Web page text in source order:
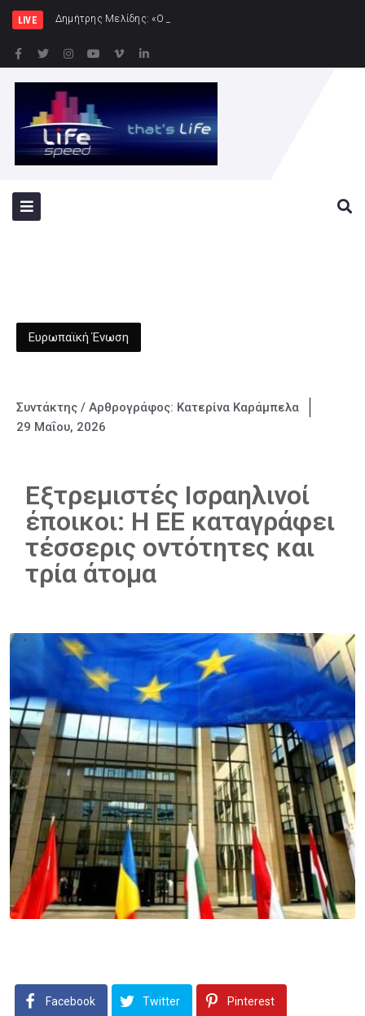
LIVE Δημήτρης Μελίδης: «Ο ΣΥΡΙΖΑ-ΠΣ είναι εδώ – πλήρη
Ευρωπαϊκή Ένωση
Συντάκτης / Αρθρογράφος: Κατερίνα Καράμπελα
29 Μαΐου, 2026
Εξτρεμιστές Ισραηλινοί
έποικοι: Η ΕΕ καταγράφει
τέσσερις οντότητες και
τρία άτομα
Facebook Twitter Pinterest